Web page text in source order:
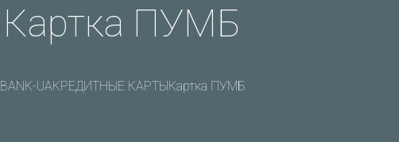
Картка ПУМБ
BANK-UAКРЕДИТНЫЕ КАРТЫКартка ПУМБ